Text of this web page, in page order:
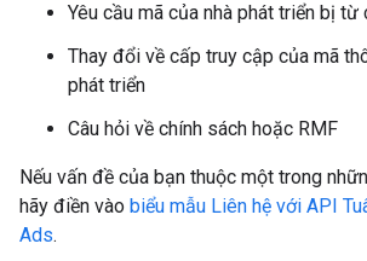
Yêu cầu mã của nhà phát triển bị từ
Thay đổi về cấp truy cập của mã
phát triển
Câu hỏi về chính sách hoặc RMF
Nếu vấn đề của bạn thuộc một trong
hãy điền vào biểu mẫu Liên hệ với API
Ads.